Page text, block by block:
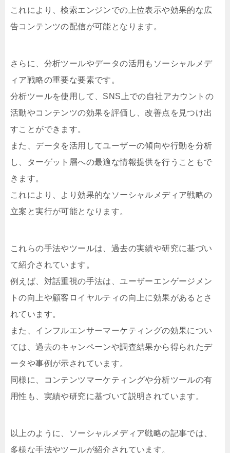
これにより、検索エンジンでの上位表示や効果的な広
告コンテンツの配信が可能となります。
さらに、分析ツールやデータの活用もソーシャルメデ
ィア戦略の重要な要素です。
分析ツールを使用して、SNS上での自社アカウントの
活動やコンテンツの効果を評価し、改善点を見つけ出
すことができます。
また、データを活用してユーザーの傾向や行動を分析
し、ターゲット層への最適な情報提供を行うこともで
きます。
これにより、より効果的なソーシャルメディア戦略の
立案と実行が可能となります。
これらの手法やツールは、過去の実績や研究に基づい
て紹介されています。
例えば、対話重視の手法は、ユーザーエンゲージメン
トの向上や顧客ロイヤルティの向上に効果があるとさ
れています。
また、インフルエンサーマーケティングの効果につい
ては、過去のキャンペーンや調査結果から得られたデ
ータや事例が示されています。
同様に、コンテンツマーケティングや分析ツールの有
用性も、実績や研究に基づいて説明されています。
以上のように、ソーシャルメディア戦略の記事では、
多様な手法やツールが紹介されています。